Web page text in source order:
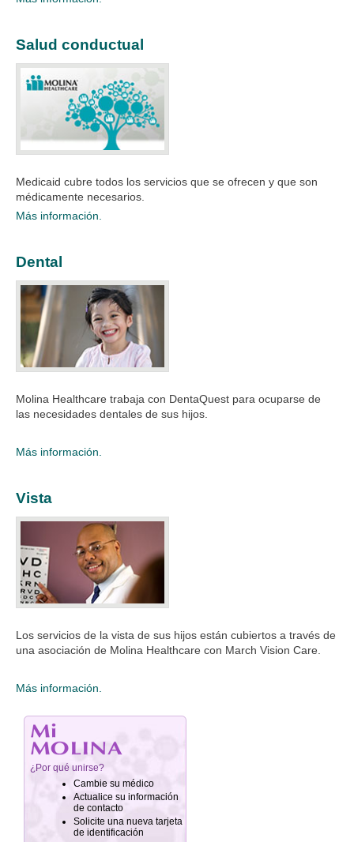
Salud conductual
Medicaid cubre todos los servicios que se ofrecen y que son
médicamente necesarios.
Más información.
Dental
Molina Healthcare trabaja con DentaQuest para ocuparse de
las necesidades dentales de sus hijos.​
Más información.
Vista
Los servicios de la vista de sus hijos están cubiertos a través de
una asociación de Molina Healthcare con March Vision Care.​
Más información.